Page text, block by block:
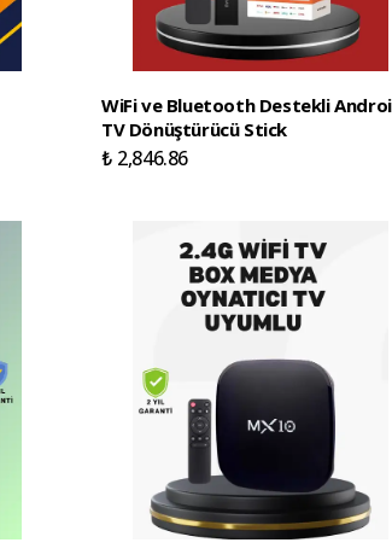
WiFi ve Bluetooth Destekli
TV Dönüştürücü Stick
₺ 2,846.86